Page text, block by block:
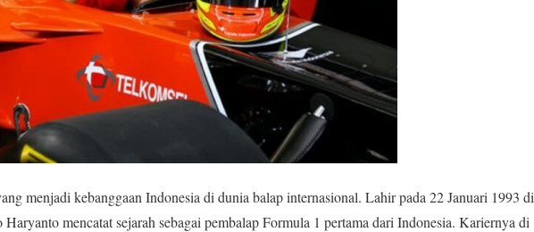
menjadi kebanggaan Indonesia di dunia balap internasional. Lahir pada 22 Januari 1993 di
mencatat sejarah sebagai pembalap Formula 1 pertama dari Indonesia. Kariernya di